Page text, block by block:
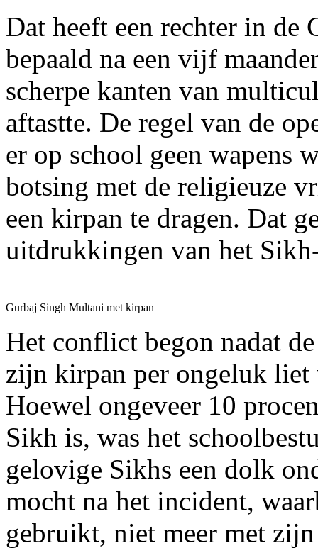
Dat heeft een rechter in de
bepaald na een vijf
scherpe kanten van
aftastte. De regel van de
er op school geen wapens
botsing met de religieuze
een kirpan te dragen. Dat
uitdrukkingen van het
Gurbaj Singh Multani met kirpan
Het conflict begon nadat
zijn kirpan per ongeluk
Hoewel ongeveer 10
Sikh is, was het
gelovige Sikhs een dolk
mocht na het incident,
gebruikt, niet meer met